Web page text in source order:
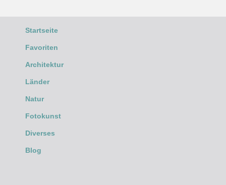
Startseite
Favoriten
Architektur
Länder
Natur
Fotokunst
Diverses
Blog